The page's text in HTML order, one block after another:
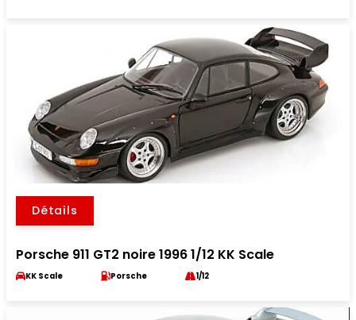
Détails
Porsche 911 GT2 noire 1996 1/12 KK Scale
KK Scale Porsche 1/12